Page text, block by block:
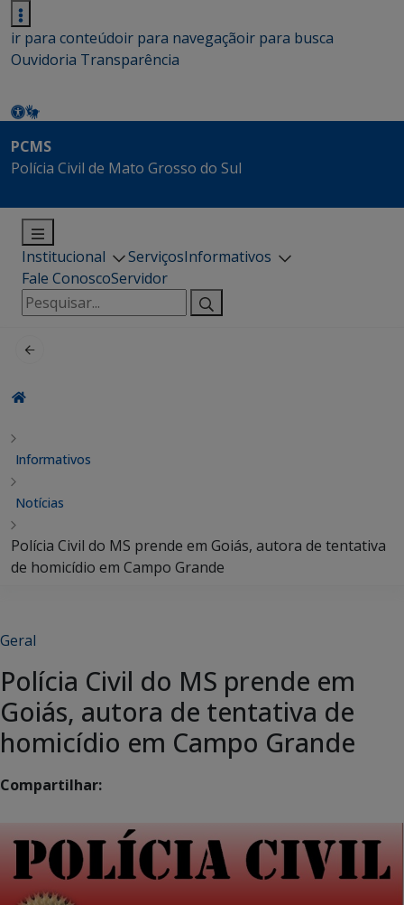
ir para conteúdoir para navegaçãoir para busca
Ouvidoria Transparência
PCMS
Polícia Civil de Mato Grosso do Sul
Institucional ServiçosInformativos
Fale ConoscoServidor
Pesquisar
por:
Informativos
Notícias
Polícia Civil do MS prende em Goiás, autora de tentativa
de homicídio em Campo Grande
Geral
Polícia Civil do MS prende em
Goiás, autora de tentativa de
homicídio em Campo Grande
Compartilhar: